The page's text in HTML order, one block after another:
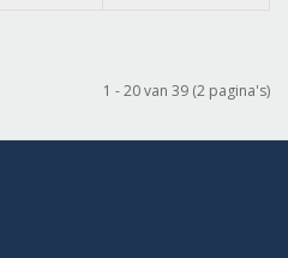
1 - 20 van 39 (2 pagina's)